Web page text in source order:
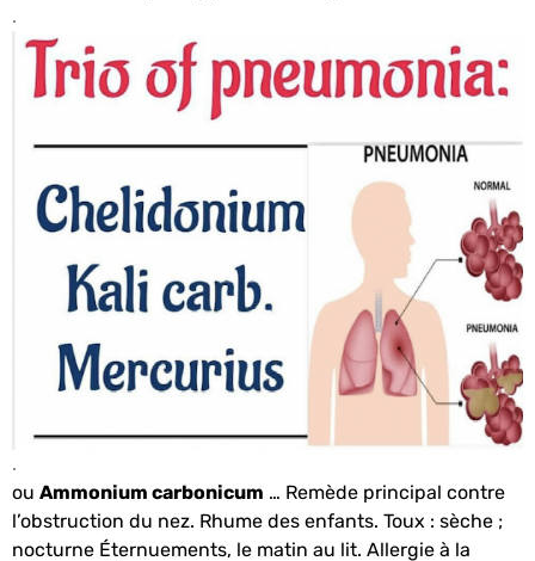
.
.
ou Ammonium carbonicum … Remède principal contre
l’obstruction du nez. Rhume des enfants. Toux : sèche ;
nocturne Éternuements, le matin au lit. Allergie à la